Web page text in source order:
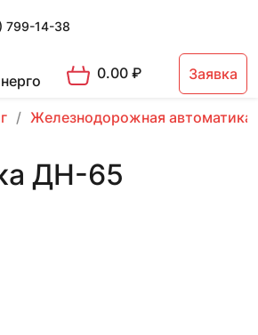
799-14-38
0.00₽ Заявка
Железнодорожная автоматика
ДН-65